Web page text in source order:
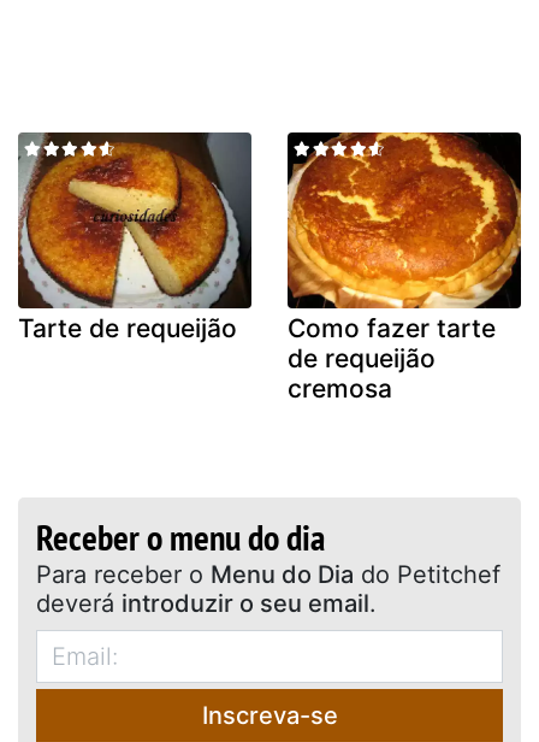
Tarte de requeijão
Como fazer tarte
de requeijão
cremosa
Receber o menu do dia
Para receber o Menu do Dia do Petitchef
deverá introduzir o seu email.
Inscreva-se